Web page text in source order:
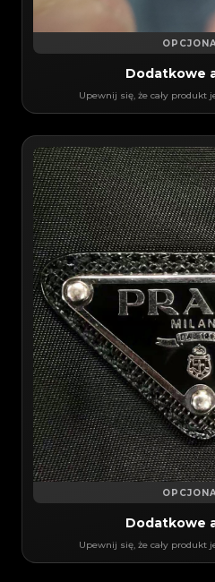
Dodatkowe
Upewnij się, że cały produkt
Dodatkowe
Upewnij się, że cały produkt